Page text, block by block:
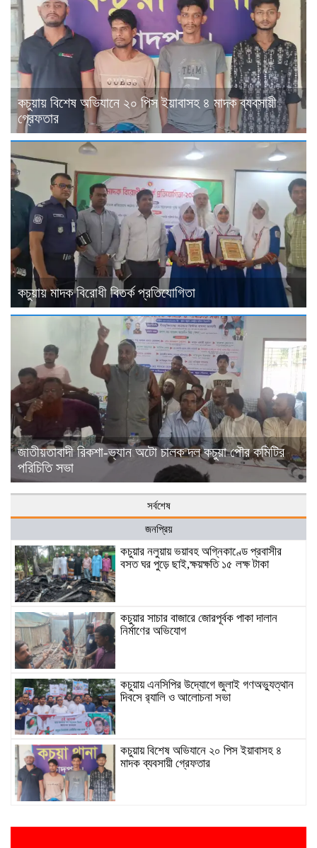
কচুয়ায় বিশেষ অভিযানে ২০ পিস ইয়াবাসহ ৪ মাদক ব্যবসায়ী
গ্রেফতার
কচুয়ায় মাদক বিরোধী বিতর্ক প্রতিযোগিতা
জাতীয়তাবাদী রিকশা-ভ্যান অটো চালক দল কচুয়া পৌর কমিটির
পরিচিতি সভা
সর্বশেষ
জনপ্রিয়
কচুয়ার নলুয়ায় ভয়াবহ অগ্নিকাণ্ডে প্রবাসীর
বসত ঘর পুড়ে ছাই,ক্ষয়ক্ষতি ১৫ লক্ষ টাকা
কচুয়ার সাচার বাজারে জোরপূর্বক পাকা দালান
নির্মাণের অভিযোগ
কচুয়ায় এনসিপির উদ্যোগে জুলাই গণঅভ্যুত্থান
দিবসে র‌্যালি ও আলোচনা সভা
কচুয়ায় বিশেষ অভিযানে ২০ পিস ইয়াবাসহ ৪
মাদক ব্যবসায়ী গ্রেফতার